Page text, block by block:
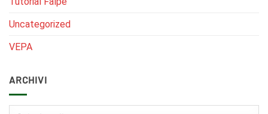
Uncategorized
VEPA
ARCHIVI